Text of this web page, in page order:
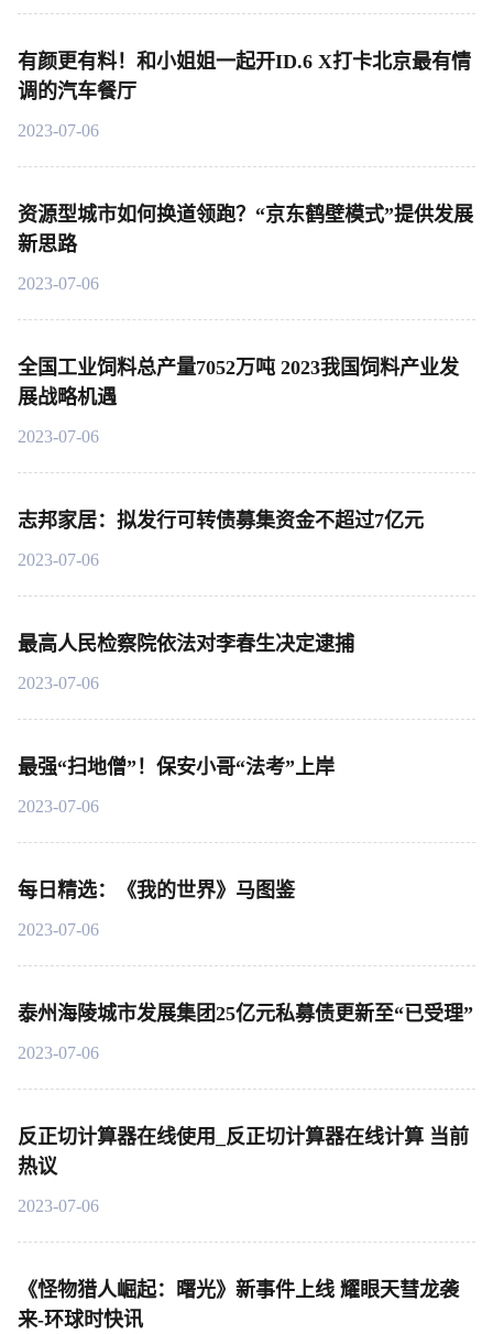
有颜更有料！和小姐姐一起开ID.6 X打卡北京最有情
调的汽车餐厅
2023-07-06
资源型城市如何换道领跑？“京东鹤壁模式”提供发展
新思路
2023-07-06
全国工业饲料总产量7052万吨 2023我国饲料产业发
展战略机遇
2023-07-06
志邦家居：拟发行可转债募集资金不超过7亿元
2023-07-06
最高人民检察院依法对李春生决定逮捕
2023-07-06
最强“扫地僧”！保安小哥“法考”上岸
2023-07-06
每日精选：《我的世界》马图鉴
2023-07-06
泰州海陵城市发展集团25亿元私募债更新至“已受理”
2023-07-06
反正切计算器在线使用_反正切计算器在线计算 当前
热议
2023-07-06
《怪物猎人崛起：曙光》新事件上线 耀眼天彗龙袭
来-环球时快讯